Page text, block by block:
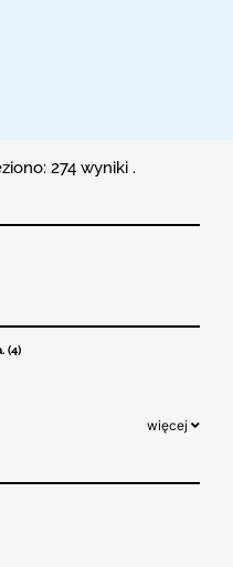
274 wyniki .
(4)
więcej